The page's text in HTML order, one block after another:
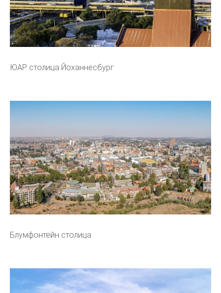
ЮАР столица Йоханнесбург
Блумфонтейн столица